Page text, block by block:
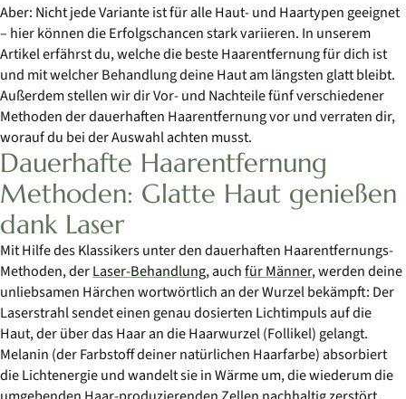
Aber: Nicht jede Variante ist für alle Haut- und Haartypen geeignet
– hier können die Erfolgschancen stark variieren. In unserem
Artikel erfährst du, welche die beste Haarentfernung für dich ist
und mit welcher Behandlung deine Haut am längsten glatt bleibt.
Außerdem stellen wir dir Vor- und Nachteile fünf verschiedener
Methoden der dauerhaften Haarentfernung vor und verraten dir,
worauf du bei der Auswahl achten musst.
Dauerhafte Haarentfernung
Methoden: Glatte Haut genießen
dank Laser
Mit Hilfe des Klassikers unter den dauerhaften Haarentfernungs-
Methoden, derLaser-Behandlung, auchfür Männer, werden deine
unliebsamen Härchen wortwörtlich an der Wurzel bekämpft: Der
Laserstrahl sendet einen genau dosierten Lichtimpuls auf die
Haut, der über das Haar an die Haarwurzel (Follikel) gelangt.
Melanin (der Farbstoff deiner natürlichen Haarfarbe) absorbiert
die Lichtenergie und wandelt sie in Wärme um, die wiederum die